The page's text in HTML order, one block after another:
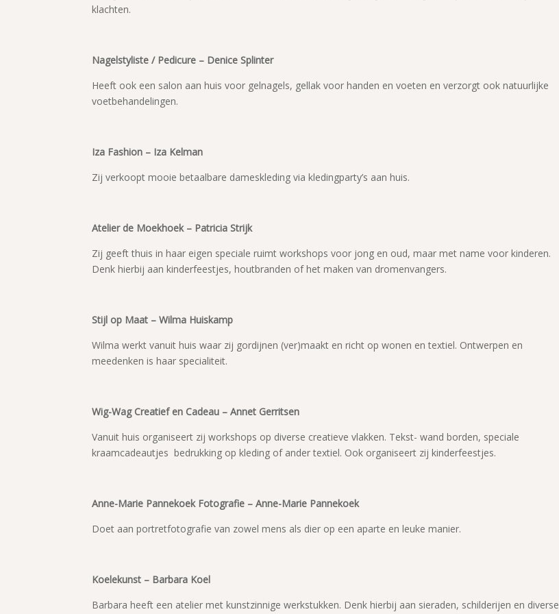
klachten.
Nagelstyliste / Pedicure – Denice Splinter
Heeft ook een salon aan huis voor gelnagels, gellak voor handen en voeten en verzorgt ook natuurlijke
voetbehandelingen.
Iza Fashion – Iza Kelman
Zij verkoopt mooie betaalbare dameskleding via kledingparty’s aan huis.
Atelier de Moekhoek – Patricia Strijk
Zij geeft thuis in haar eigen speciale ruimt workshops voor jong en oud, maar met name voor kinderen.
Denk hierbij aan kinderfeestjes, houtbranden of het maken van dromenvangers.
Stijl op Maat – Wilma Huiskamp
Wilma werkt vanuit huis waar zij gordijnen (ver)maakt en richt op wonen en textiel. Ontwerpen en
meedenken is haar specialiteit.
Wig-Wag Creatief en Cadeau – Annet Gerritsen
Vanuit huis organiseert zij workshops op diverse creatieve vlakken. Tekst- wand borden, speciale
kraamcadeautjes bedrukking op kleding of ander textiel. Ook organiseert zij kinderfeestjes.
Anne-Marie Pannekoek Fotografie – Anne-Marie Pannekoek
Doet aan portretfotografie van zowel mens als dier op een aparte en leuke manier.
Koelekunst – Barbara Koel
Barbara heeft een atelier met kunstzinnige werkstukken. Denk hierbij aan sieraden, schilderijen en diverse